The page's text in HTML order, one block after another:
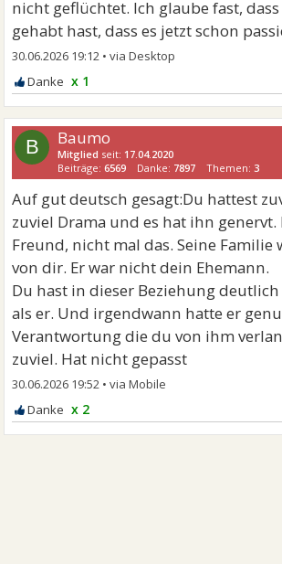
nicht geflüchtet. Ich glaube fast,
gehabt hast, dass es jetzt schon
30.06.2026 19:12 •
x 1
B Baumo
Mitglied seit: 17.04.2020
Beiträge:6569 Danke: 7897 Themen: 3
Auf gut deutsch gesagt:Du hattest
zuviel Drama und es hat ihn genervt.
Freund, nicht mal das. Seine Familie
von dir. Er war nicht dein Ehemann.
Du hast in dieser Beziehung
als er. Und irgendwann hatte er
Verantwortung die du von ihm
zuviel. Hat nicht gepasst
30.06.2026 19:52 •
x 2